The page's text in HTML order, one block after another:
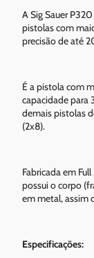
A Sig Sauer
pistolas com
precisão de até
É a pistola com
capacidade
demais pistolas
(2x8).
Fabricada em
possui o corpo
em metal, assim
Especificações: